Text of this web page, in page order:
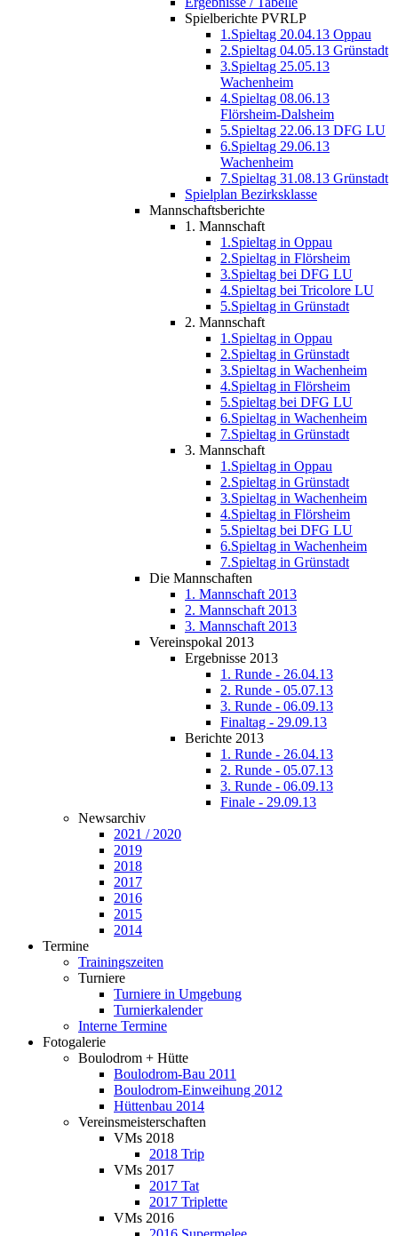
Spielberichte PVRLP
1.Spieltag 20.04.13 Oppau
2.Spieltag 04.05.13 Grünstadt
3.Spieltag 25.05.13
Wachenheim
4.Spieltag 08.06.13
Flörsheim-Dalsheim
5.Spieltag 22.06.13 DFG LU
6.Spieltag 29.06.13
Wachenheim
7.Spieltag 31.08.13 Grünstadt
Spielplan Bezirksklasse
Mannschaftsberichte
1. Mannschaft
1.Spieltag in Oppau
2.Spieltag in Flörsheim
3.Spieltag bei DFG LU
4.Spieltag bei Tricolore LU
5.Spieltag in Grünstadt
2. Mannschaft
1.Spieltag in Oppau
2.Spieltag in Grünstadt
3.Spieltag in Wachenheim
4.Spieltag in Flörsheim
5.Spieltag bei DFG LU
6.Spieltag in Wachenheim
7.Spieltag in Grünstadt
3. Mannschaft
1.Spieltag in Oppau
2.Spieltag in Grünstadt
3.Spieltag in Wachenheim
4.Spieltag in Flörsheim
5.Spieltag bei DFG LU
6.Spieltag in Wachenheim
7.Spieltag in Grünstadt
Die Mannschaften
1. Mannschaft 2013
2. Mannschaft 2013
3. Mannschaft 2013
Vereinspokal 2013
Ergebnisse 2013
1. Runde - 26.04.13
2. Runde - 05.07.13
3. Runde - 06.09.13
Finaltag - 29.09.13
Berichte 2013
1. Runde - 26.04.13
2. Runde - 05.07.13
3. Runde - 06.09.13
Finale - 29.09.13
Newsarchiv
2021 / 2020
2019
2018
2017
2016
2015
2014
Termine
Trainingszeiten
Turniere
Turniere in Umgebung
Turnierkalender
Interne Termine
Fotogalerie
Boulodrom + Hütte
Boulodrom-Bau 2011
Boulodrom-Einweihung 2012
Hüttenbau 2014
Vereinsmeisterschaften
VMs 2018
2018 Trip
VMs 2017
2017 Tat
2017 Triplette
VMs 2016